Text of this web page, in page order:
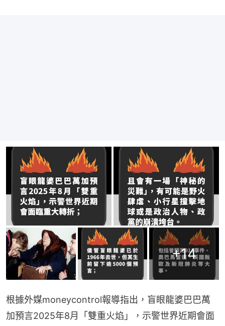
+14
根據外媒moneycontrol報導指出，盲眼龍婆巴巴萬
加預言2025年8月「雙重火焰」，示警世界近期會面